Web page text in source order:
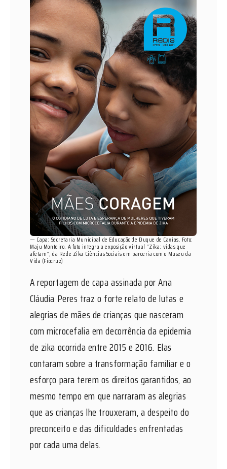
— Capa: Secretaria Municipal de Educação de Duque de Caxias. Foto:
Maju Monteiro. A foto integra a exposição virtual “Zika: vidas que
afetam”, da Rede Zika Ciências Sociais em parceria com o Museu da
Vida (Fiocruz)
A reportagem de capa assinada por Ana
Cláudia Peres traz o forte relato de lutas e
alegrias de mães de crianças que nasceram
com microcefalia em decorrência da epidemia
de zika ocorrida entre 2015 e 2016. Elas
contaram sobre a transformação familiar e o
esforço para terem os direitos garantidos, ao
mesmo tempo em que narraram as alegrias
que as crianças lhe trouxeram, a despeito do
preconceito e das dificuldades enfrentadas
por cada uma delas.